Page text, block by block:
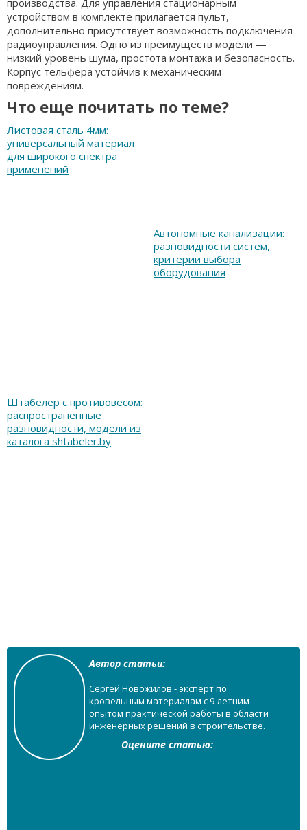
устройством в комплекте прилагается пульт,
дополнительно присутствует возможность подключения
радиоуправления. Одно из преимуществ модели —
низкий уровень шума, простота монтажа и безопасность.
Корпус тельфера устойчив к механическим
повреждениям.
Что еще почитать по теме?
Листовая сталь 4мм:
универсальный материал
для широкого спектра
применений
Автономные канализации:
разновидности систем,
критерии выбора
оборудования
Штабелер с противовесом:
распространенные
разновидности, модели из
каталога shtabeler.by
Автор статьи:
Сергей Новожилов - эксперт по
кровельным материалам с 9-летним
опытом практической работы в области
инженерных решений в строительстве.
Оцените статью: